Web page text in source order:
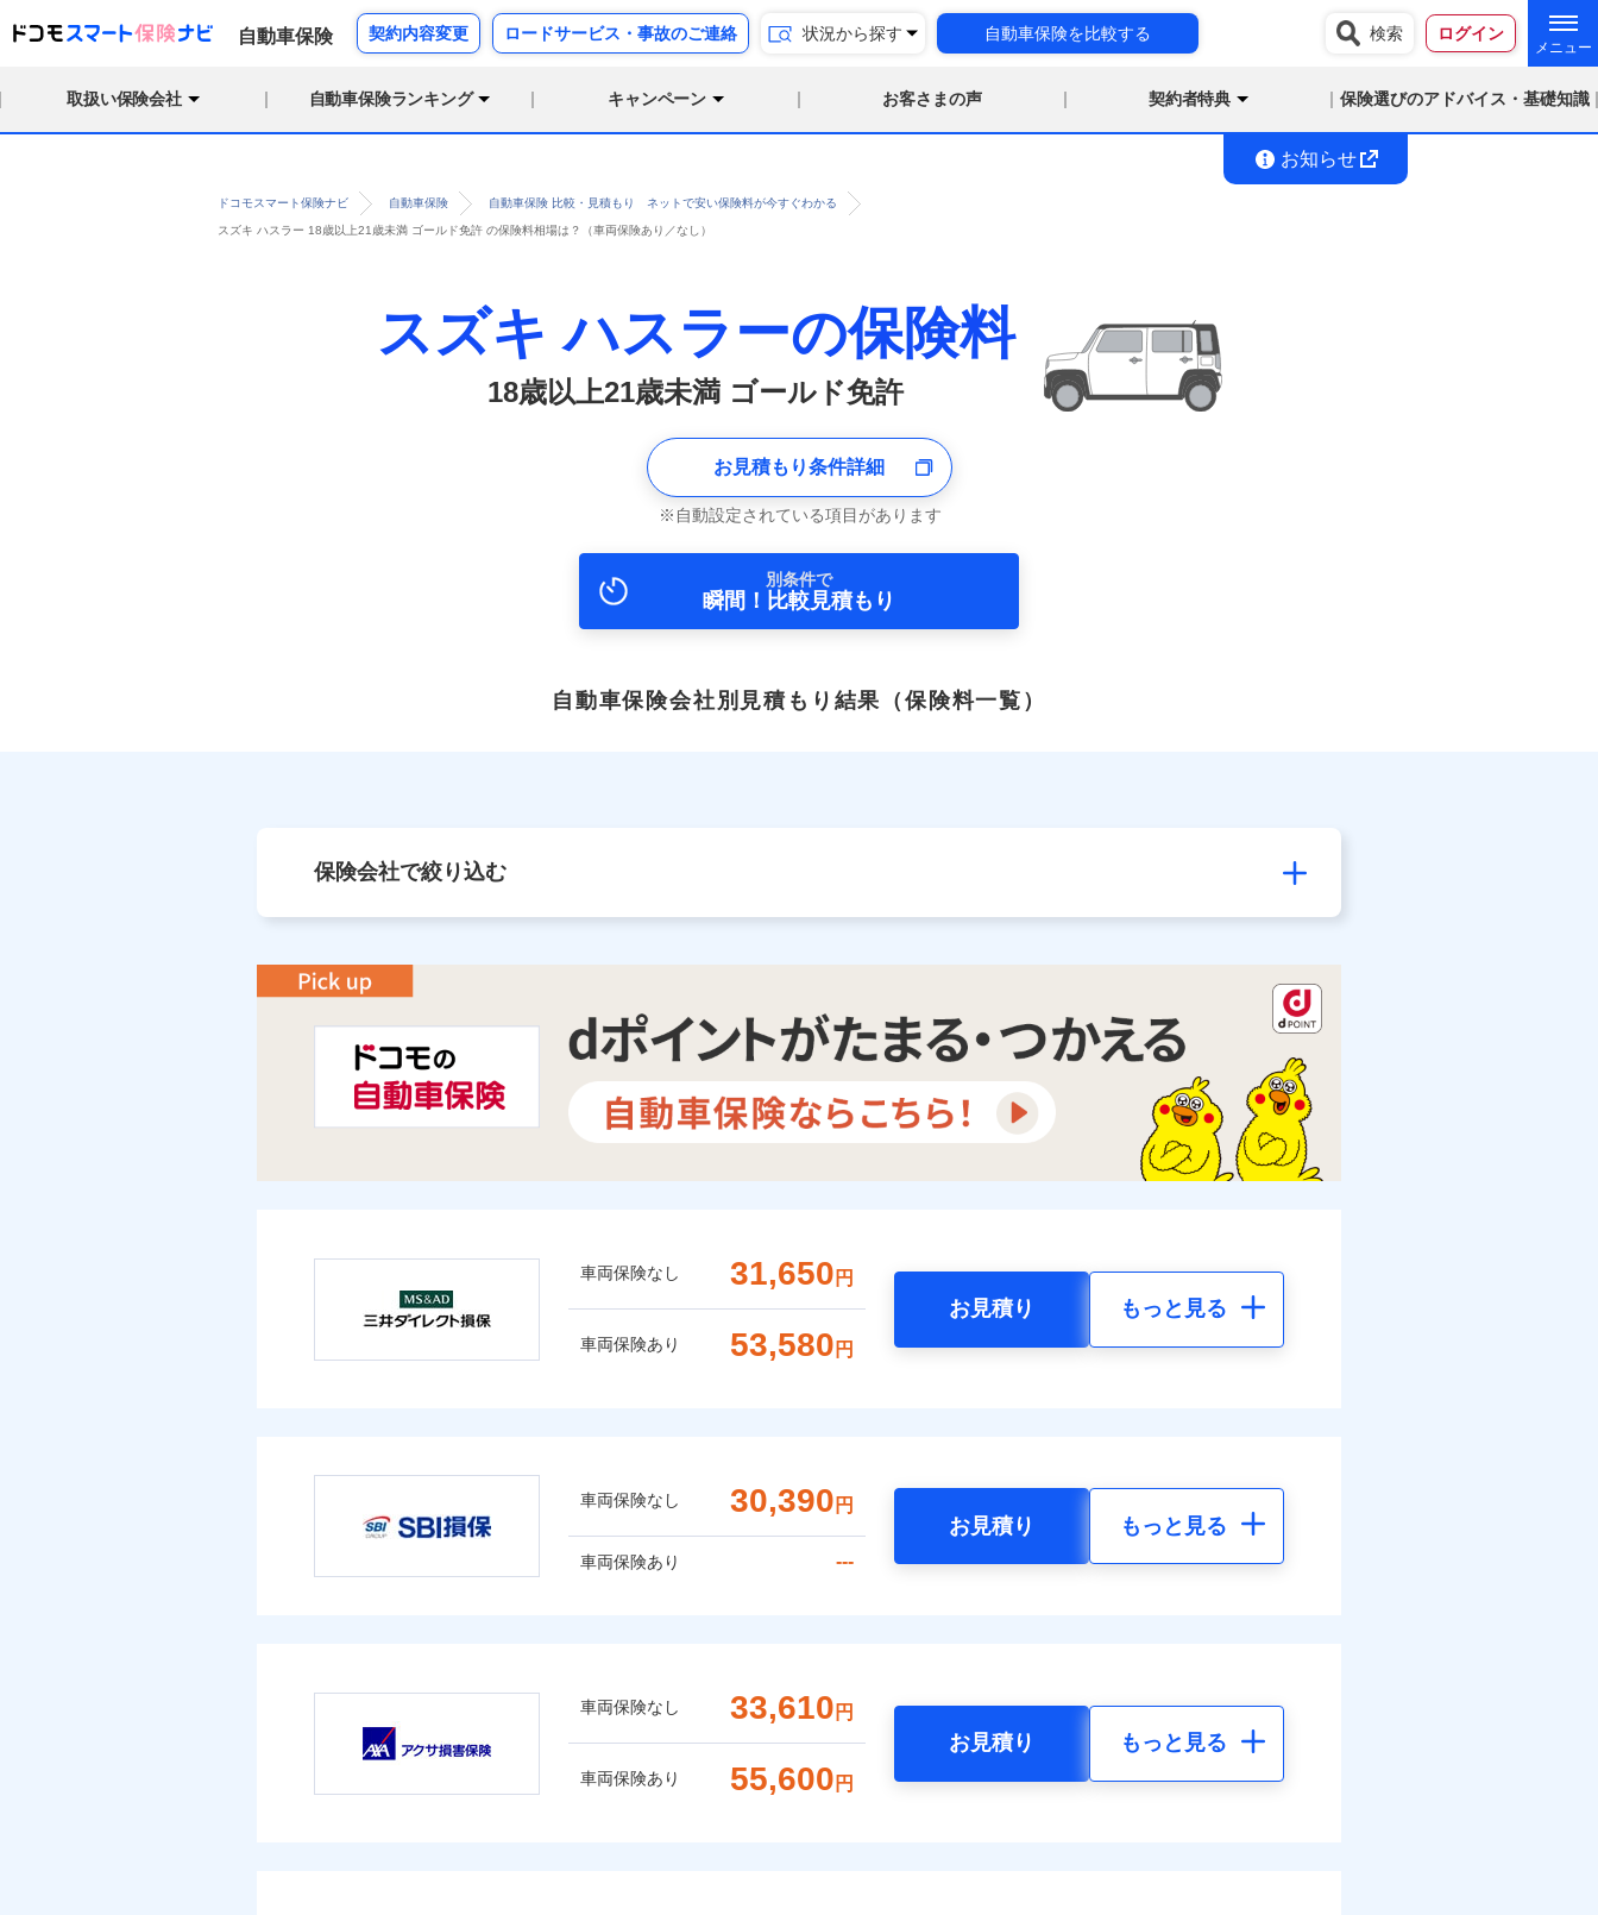
自動車保険 契約内容変更 ロードサービス・事故のご連絡 状況から探す 自動車保険を比較する 検索 ログイン
取扱い保険会社 自動車保険ランキング キャンペーン お客さまの声 契約者特典 保険選びのアドバイス・基礎知識
お知らせ
ドコモスマート保険ナビ 自動車保険 自動車保険 比較・見積もり ネットで安い保険料が今すぐわかる
スズキ ハスラー 18歳以上21歳未満 ゴールド免許 の保険料相場は？（車両保険あり／なし）
スズキ ハスラーの保険料
18歳以上21歳未満 ゴールド免許
お見積もり条件詳細
自動設定されている項目があります
別条件で
瞬間！比較見積もり
自動車保険会社別見積もり結果 （保険料一覧）
保険会社で絞り込む
車両保険なし 31,650 円
車両保険あり 53,580 円
お見積り もっと見る
車両保険なし 30,390 円
車両保険あり ---
お見積り もっと見る
車両保険なし 33,610 円
車両保険あり 55,600 円
お見積り もっと見る